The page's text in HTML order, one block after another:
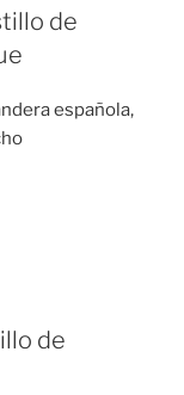
de
española,
de